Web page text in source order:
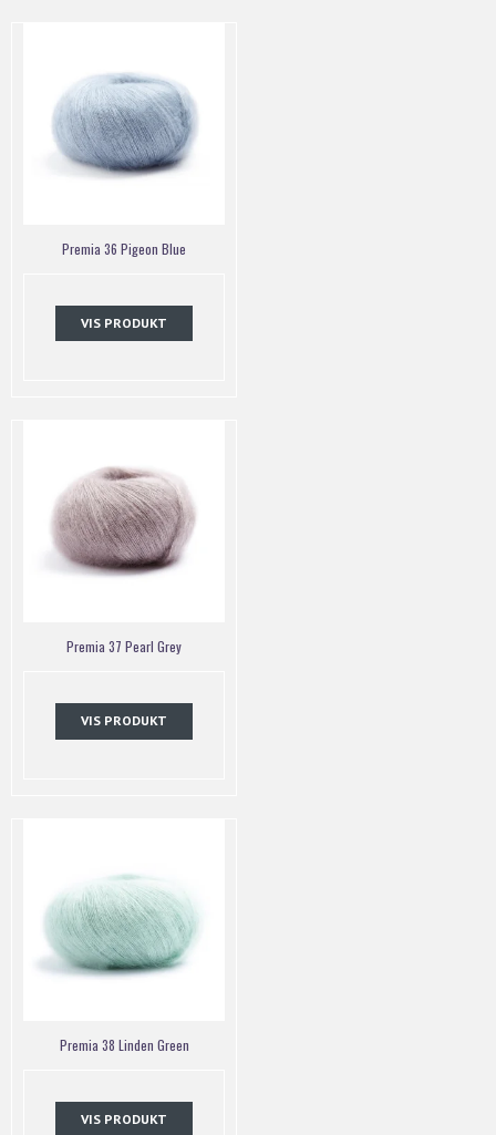
Premia 36 Pigeon Blue
VIS PRODUKT
Premia 37 Pearl Grey
VIS PRODUKT
Premia 38 Linden Green
VIS PRODUKT